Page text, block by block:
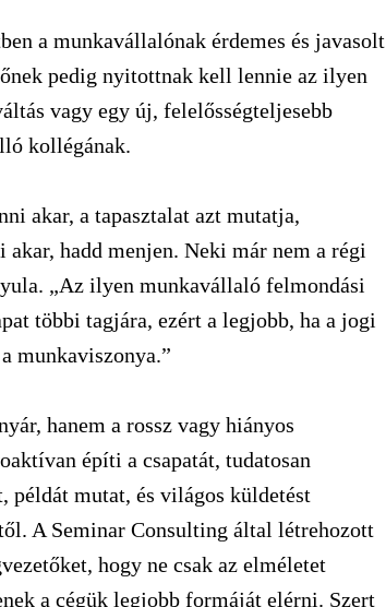
a munkavállalónak érdemes és javasolt
pedig nyitottnak kell lennie az ilyen
vagy egy új, felelősségteljesebb
kollégának.
akar, a tapasztalat azt mutatja,
hadd menjen. Neki már nem a régi
„Az ilyen munkavállaló felmondási
többi tagjára, ezért a legjobb, ha a jogi
munkaviszonya.”
hanem a rossz vagy hiányos
építi a csapatát, tudatosan
példát mutat, és világos küldetést
A Seminar Consulting által létrehozott
hogy ne csak az elméletet
a cégük legjobb formáját elérni. Szert